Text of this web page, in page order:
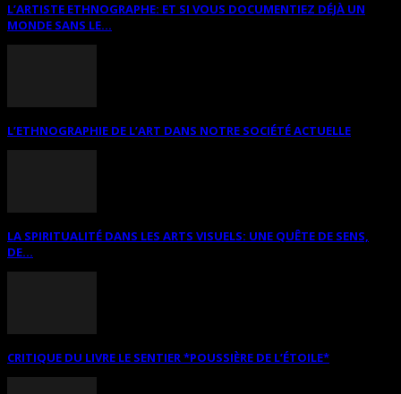
L’ARTISTE ETHNOGRAPHE: ET SI VOUS DOCUMENTIEZ DÉJÀ UN
MONDE SANS LE...
L’ETHNOGRAPHIE DE L’ART DANS NOTRE SOCIÉTÉ ACTUELLE
LA SPIRITUALITÉ DANS LES ARTS VISUELS: UNE QUÊTE DE SENS,
DE...
CRITIQUE DU LIVRE LE SENTIER *POUSSIÈRE DE L’ÉTOILE*